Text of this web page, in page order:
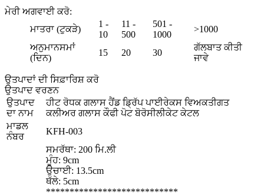
ਮੇਰੀ ਅਗਵਾਈ ਕਰੋ:
ਮਾਤਰਾ (ਟੁਕੜੇ)
1 -
10
11 -
500
501 -
1000
>1000
ਅਨੁਮਾਨਸਮਾਂ
(ਦਿਨ)
15 20 30
ਗੱਲਬਾਤ ਕੀਤੀ
ਜਾਵੇ
ਉਤਪਾਦਾਂ ਦੀ ਸਿਫ਼ਾਰਿਸ਼ ਕਰੋ
ਉਤਪਾਦ ਵਰਣਨ
ਉਤਪਾਦ
ਦਾ ਨਾਮ
ਹੀਟ ਰੋਧਕ ਗਲਾਸ ਹੈਂਡ ਡ੍ਰਿੱਪ ਪਾਈਰੇਕਸ ਵਿਅਕਤੀਗਤ
ਕਲੀਅਰ ਗਲਾਸ ਕੌਫੀ ਪੋਟ ਬੋਰੋਸੀਲੀਕੇਟ ਕੇਟਲ
ਮਾਡਲ
ਨੰਬਰ
KFH-003
ਸਮਰੱਥਾ: 200 ਮਿ.ਲੀ
ਮੂੰਹ: 9cm
ਉਚਾਈ: 13.5cm
ਥੱਲੇ: 5cm
****************************